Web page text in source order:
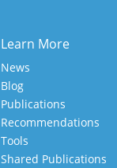
Learn More
News
Blog
Publications
Recommendations
Tools
Shared Publications